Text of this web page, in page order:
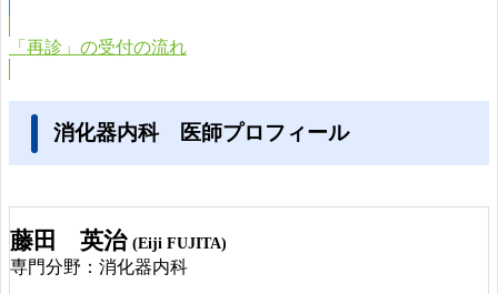
「再診」の受付の流れ
消化器内科 医師プロフィール
藤田 英治 (Eiji FUJITA)
専門分野：消化器内科